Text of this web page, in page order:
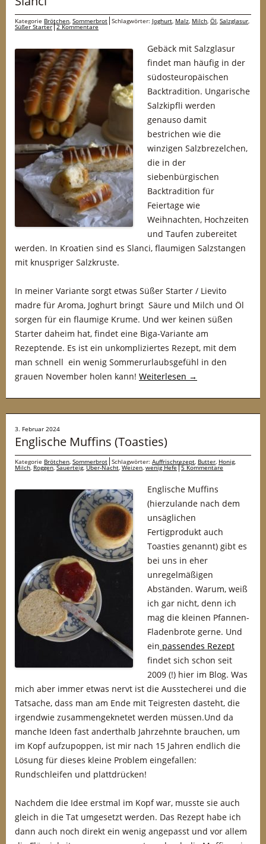
Kategorie Brötchen, Sommerbrot Schlagwörter: Joghurt, Malz, Milch, Öl, Salzglasur,
Süßer Starter 2 Kommentare
Gebäck mit Salzglasur
findet man häufig in der
südosteuropäischen
Backtradition. Ungarische
Salzkipfli werden
genauso damit
bestrichen wie die
winzigen Salzbrezelchen,
die in der
siebenbürgischen
Backtradition für
Feiertage wie
Weihnachten, Hochzeiten
und Taufen zubereitet
werden. In Kroatien sind es Slanci, flaumigen Salzstangen
mit knuspriger Salzkruste.
In meiner Variante sorgt etwas Süßer Starter / Lievito
madre für Aroma, Joghurt bringt Säure und Milch und Öl
sorgen für ein flaumige Krume. Und wer keinen süßen
Starter daheim hat, findet eine Biga-Variante am
Rezeptende. Es ist ein unkompliziertes Rezept, mit dem
man schnell ein wenig Sommerurlaubsgefühl in den
grauen November holen kann! Weiterlesen →
3. Februar 2024
Englische Muffins (Toasties)
Kategorie Brötchen, Sommerbrot Schlagwörter: Auffrischrezept, Butter, Honig,
Milch, Roggen,Sauerteig,Über-Nacht, Weizen, wenig Hefe 5 Kommentare
Englische Muffins
(hierzulande nach dem
unsäglichen
Fertigprodukt auch
Toasties genannt) gibt es
bei uns in eher
unregelmäßigen
Abständen. Warum, weiß
ich gar nicht, denn ich
mag die kleinen Pfannen-
Fladenbrote gerne. Und
ein passendes Rezept
findet sich schon seit
2009 (!) hier im Blog. Was
mich aber immer etwas nervt ist die Ausstecherei und die
Tatsache, dass man am Ende mit Teigresten dasteht, die
irgendwie zusammengeknetet werden müssen.Und da
manche Ideen fast anderthalb Jahrzehnte brauchen, um
im Kopf aufzupoppen, ist mir nach 15 Jahren endlich die
Lösung für dieses kleine Problem eingefallen:
Rundschleifen und plattdrücken!
Nachdem die Idee erstmal im Kopf war, musste sie auch
gleich in die Tat umgesetzt werden. Das Rezept habe ich
dann auch noch direkt ein wenig angepasst und vor allem